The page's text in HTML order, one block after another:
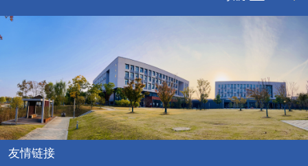
友情链接